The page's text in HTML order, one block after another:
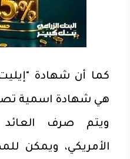
هي شهادة اسمية
ويتم صرف العائد
الأمريكي، ويمكن